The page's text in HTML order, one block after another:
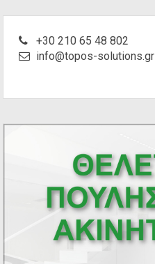
+30 210 65 48 802
info@topos-solutions.gr